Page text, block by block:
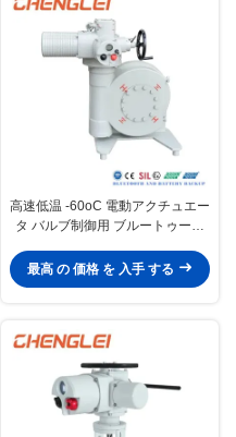
高速低温 -60oC 電動アクチュエー
タ バルブ制御用 ブルートゥース
最高 の 価格 を 入手 する